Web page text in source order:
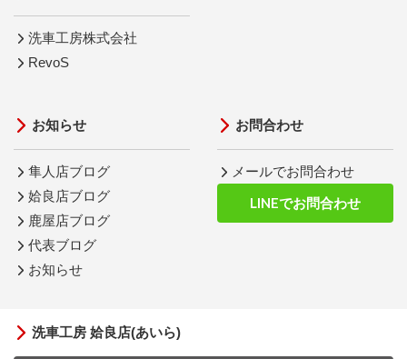
洗車工房株式会社
RevoS
お知らせ
隼人店ブログ
姶良店ブログ
鹿屋店ブログ
代表ブログ
お知らせ
お問合わせ
メールでお問合わせ
LINEでお問合わせ
洗車工房 姶良店(あいら)